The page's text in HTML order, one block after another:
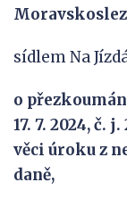
sídlem Na
o
17. 7. 2024, č. j.
věci úroku z
daně,